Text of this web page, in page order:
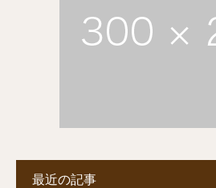
最近の記事